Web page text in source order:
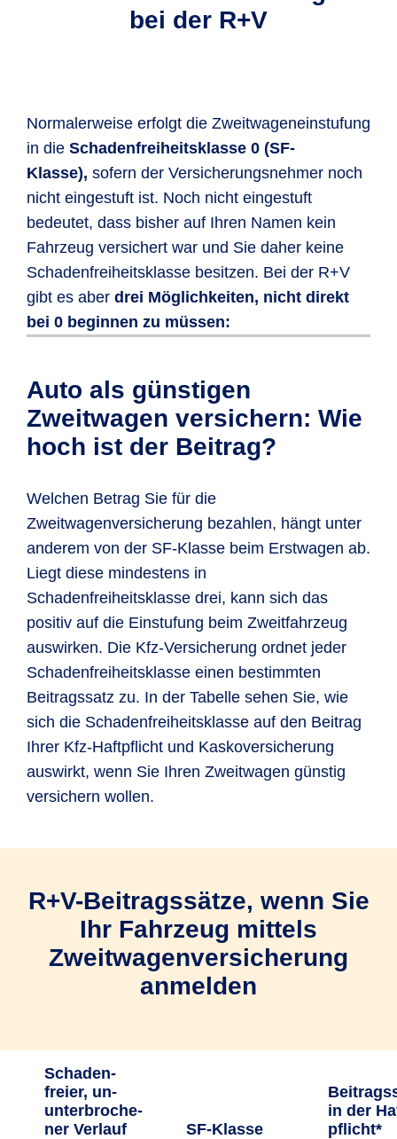
bei der R+V
Normalerweise erfolgt die Zweitwageneinstufung
in die Schadenfreiheitsklasse 0 (SF-
Klasse), sofern der Versicherungsnehmer noch
nicht eingestuft ist. Noch nicht eingestuft
bedeutet, dass bisher auf Ihren Namen kein
Fahrzeug versichert war und Sie daher keine
Schadenfreiheitsklasse besitzen. Bei der R+V
gibt es aber drei Möglichkeiten, nicht direkt
bei 0 beginnen zu müssen:
Ihrer letzten Versicherung vorliegen
haben und Sie
Ihre Fahrerlaubnis mindestens ein
Jahrbesitzen, erfolgt eine Einstufung in
versichern, müssen Sie
ebenfalls schadenfrei gefahren
sein.Zudem müssen Sie folgende
Voraussetzungen erfüllen:
Ihr Erstfahrzeug istmindestens in SF-
versichert.
Das Erstfahrzeug muss einPkw,
Kraftrad, Leichtkraftrad, Lkw (bis
3,5 t) oder ein Camping-Kfzsein.
DieZulassung des
Erstfahrzeugsläuft auf Sie, Ihre/n
Ehepartner/in, Ihre/n eingetragene/n
Lebenspartner/in oder in häuslicher
Gemeinschaft lebende/r
Lebenspartner/in.
können Sie Ihren Zweitwagen dank der
Zweitwagenregelung sogar mit SF-Klasse
3 günstig versichern:
Ihr bereits versichertes Fahrzeug
(Erstfahrzeug) ist mindestens in SF-
Klasse 3 eingestuft.
Sowohl Sie als auch der Fahrer des
zusätzlichen Fahrzeugs
sindmindestens 23 Jahre alt.
Die Zulassung beider Autos erfolgt auf
Sie oder eine gleichgestellte Person
des ersten Wagens. Gleichgestellt sind
Ihnen hierbeiLebenspartner/in,
Ehepartner/in, in häuslicher
Gemeinschaft lebende/r
Lebenspartner/in und eingetragene
Auto als günstigen
Zweitwagen versichern: Wie
hoch ist der Beitrag?
Welchen Betrag Sie für die
Zweitwagenversicherung bezahlen, hängt unter
anderem von der SF-Klasse beim Erstwagen ab.
Liegt diese mindestens in
Schadenfreiheitsklasse drei, kann sich das
positiv auf die Einstufung beim Zweitfahrzeug
auswirken. Die Kfz-Versicherung ordnet jeder
Schadenfreiheitsklasse einen bestimmten
Beitragssatz zu. In der Tabelle sehen Sie, wie
sich die Schadenfreiheitsklasse auf den Beitrag
Ihrer Kfz-Haftpflicht und Kaskoversicherung
auswirkt, wenn Sie Ihren Zweitwagen günstig
versichern wollen.
R+V-Beitragssätze, wenn Sie
Ihr Fahrzeug mittels
Zweitwagenversicherung
anmelden
Schaden­
freier, un­
unter­bro­che­
ner Ver­lauf
SF-Klasse
in der
pflicht*